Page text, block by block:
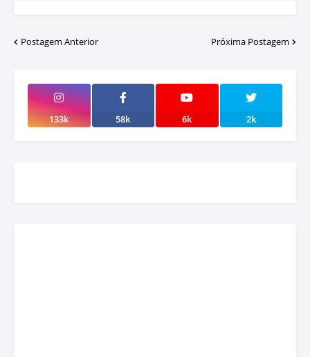
Postagem Anterior Próxima Postagem
133k 58k 6k 2k